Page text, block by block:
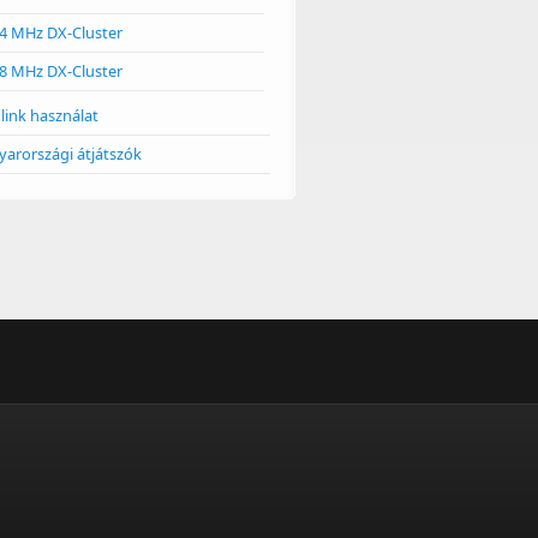
MHz DX-Cluster
MHz DX-Cluster
használat
átjátszók